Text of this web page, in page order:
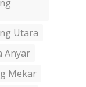
Utara
Anyar
Mekar